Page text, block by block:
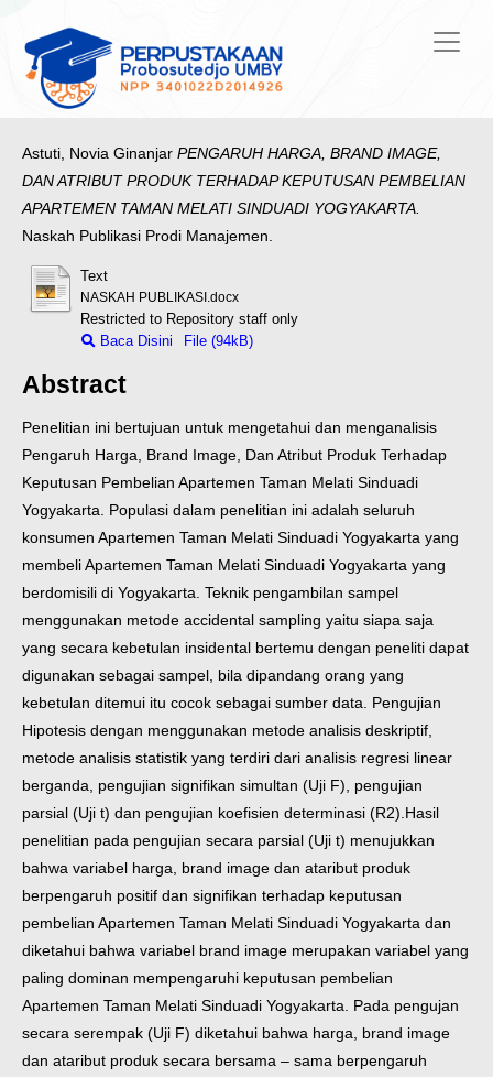
Astuti, Novia Ginanjar PENGARUH HARGA, BRAND IMAGE,
DAN ATRIBUT PRODUK TERHADAP KEPUTUSAN PEMBELIAN
APARTEMEN TAMAN MELATI SINDUADI YOGYAKARTA.
Naskah Publikasi Prodi Manajemen.
Text
NASKAH PUBLIKASI.docx
Restricted to Repository staff only
Baca Disini
File (94kB)
Abstract
Penelitian ini bertujuan untuk mengetahui dan menganalisis
Pengaruh Harga, Brand Image, Dan Atribut Produk Terhadap
Keputusan Pembelian Apartemen Taman Melati Sinduadi
Yogyakarta. Populasi dalam penelitian ini adalah seluruh
konsumen Apartemen Taman Melati Sinduadi Yogyakarta yang
membeli Apartemen Taman Melati Sinduadi Yogyakarta yang
berdomisili di Yogyakarta. Teknik pengambilan sampel
menggunakan metode accidental sampling yaitu siapa saja
yang secara kebetulan insidental bertemu dengan peneliti dapat
digunakan sebagai sampel, bila dipandang orang yang
kebetulan ditemui itu cocok sebagai sumber data. Pengujian
Hipotesis dengan menggunakan metode analisis deskriptif,
metode analisis statistik yang terdiri dari analisis regresi linear
berganda, pengujian signifikan simultan (Uji F), pengujian
parsial (Uji t) dan pengujian koefisien determinasi (R2). Hasil
penelitian pada pengujian secara parsial (Uji t) menujukkan
bahwa variabel harga, brand image dan ataribut produk
berpengaruh positif dan signifikan terhadap keputusan
pembelian Apartemen Taman Melati Sinduadi Yogyakarta dan
diketahui bahwa variabel brand image merupakan variabel yang
paling dominan mempengaruhi keputusan pembelian
Apartemen Taman Melati Sinduadi Yogyakarta. Pada pengujan
secara serempak (Uji F) diketahui bahwa harga, brand image
dan ataribut produk secara bersama – sama berpengaruh